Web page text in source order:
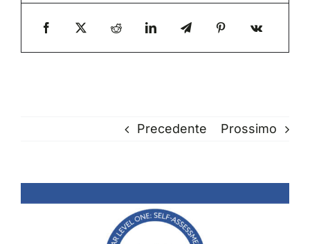
Precedente Prossimo